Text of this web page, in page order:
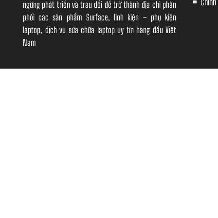
ngừng phát triển và trau dồi để trở thành địa chỉ phân
phối các sản phẩm Surface, linh kiện – phụ kiện
laptop, dịch vụ sửa chữa laptop uy tín hàng đầu Việt
Nam